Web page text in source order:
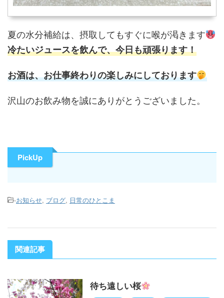
夏の水分補給は、摂取してもすぐに喉が渇きます
冷たいジュースを飲んで、今日も頑張ります！
お酒は、お仕事終わりの楽しみにしております
沢山のお飲み物を誠にありがとうございました。
PickUp
-お知らせ, ブログ, 日常のひとこま
関連記事
待ち遠しい桜